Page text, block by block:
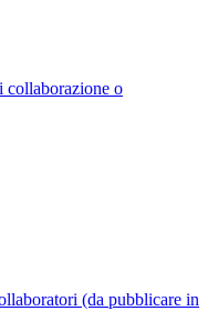
o
(da pubblicare in